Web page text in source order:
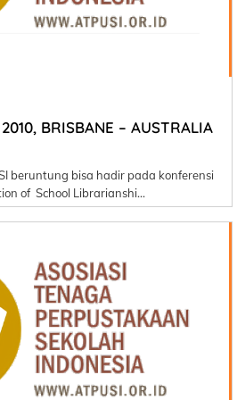
BRISBANE – AUSTRALIA
beruntung bisa hadir pada konferensi
of School Librarianshi…